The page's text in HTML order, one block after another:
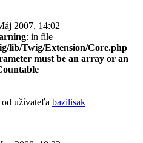
2007, 14:02
: in file
lib/Twig/Extension/Core.php
must be an array or an
od užívateľa bazilisak